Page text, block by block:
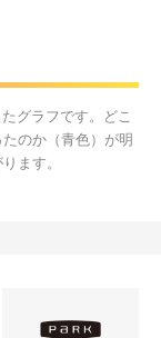
グラフです。どこ
のか（青色）が明
ます。